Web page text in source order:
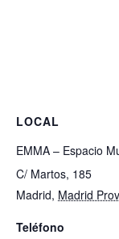
LOCAL
EMMA – Espacio
C/ Martos, 185
Madrid, Madrid
Teléfono